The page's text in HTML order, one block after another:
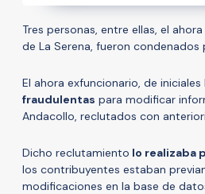
Tres personas, entre ellas, el
de La Serena, fueron condenados
El ahora exfuncionario, de
fraudulentas para modificar
Andacollo, reclutados con
Dicho reclutamiento lo realizaba
los contribuyentes estaban
modificaciones en la base de